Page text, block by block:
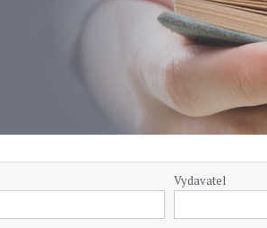
Vydavatel